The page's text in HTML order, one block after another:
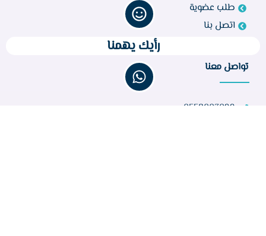
طلب عضوية
اتصل بنا
تواصل معنا
0558003099
رأيك يهمنا